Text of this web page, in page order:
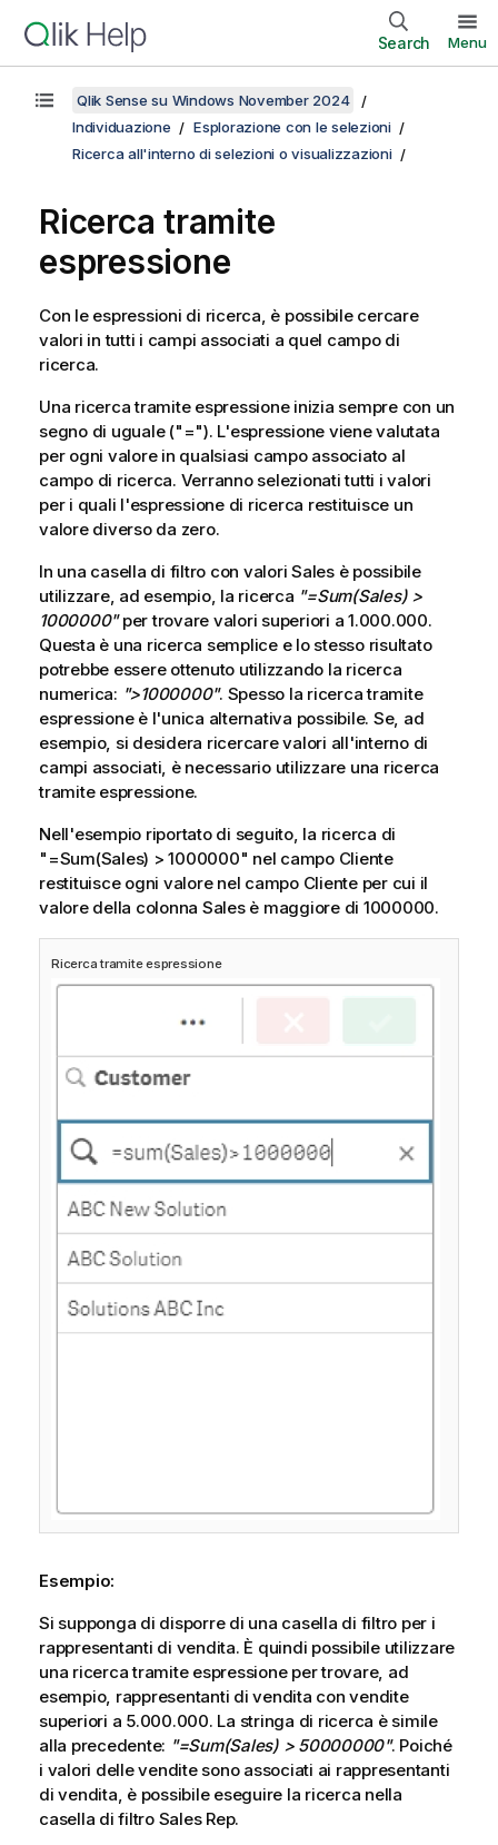
Search Menu
Qlik Sense su Windows November 2024
Individuazione
Esplorazione con le selezioni
Ricerca all'interno di selezioni o visualizzazioni
Ricerca tramite
espressione
Con le espressioni di ricerca, è possibile cercare
valori in tutti i campi associati a quel campo di
ricerca.
Una ricerca tramite espressione inizia sempre con un
segno di uguale ("="). L'espressione viene valutata
per ogni valore in qualsiasi campo associato al
campo di ricerca. Verranno selezionati tutti i valori
per i quali l'espressione di ricerca restituisce un
valore diverso da zero.
In una casella di filtro con valori Salesè possibile
utilizzare, ad esempio, la ricerca "=Sum(Sales) >
1000000"per trovare valori superiori a 1.000.000.
Questa è una ricerca semplice e lo stesso risultato
potrebbe essere ottenuto utilizzando la ricerca
numerica: ">1000000". Spesso la ricerca tramite
espressione è l'unica alternativa possibile. Se, ad
esempio, si desidera ricercare valori all'interno di
campi associati, è necessario utilizzare una ricerca
tramite espressione.
Nell'esempio riportato di seguito, la ricerca di
"=Sum(Sales) > 1000000" nel campo Cliente
restituisce ogni valore nel campo Cliente per cui il
valore della colonna Salesè maggiore di 1000000.
Ricerca tramite espressione
Esempio:
Si supponga di disporre di una casella di filtro per i
rappresentanti di vendita. È quindi possibile utilizzare
una ricerca tramite espressione per trovare, ad
esempio, rappresentanti di vendita con vendite
superiori a 5.000.000. La stringa di ricerca è simile
alla precedente: "=Sum(Sales) > 50000000". Poiché
i valori delle vendite sono associati ai rappresentanti
di vendita, è possibile eseguire la ricerca nella
casella di filtro Sales Rep.